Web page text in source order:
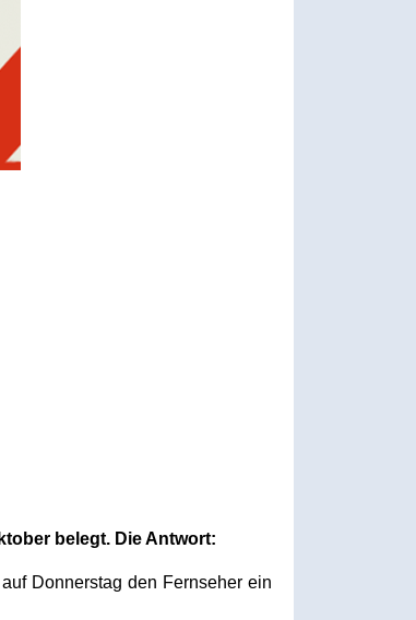
belegt. Die Antwort:
Donnerstag den Fernseher ein